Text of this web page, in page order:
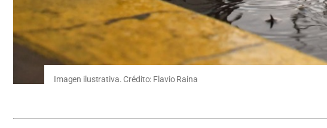
Imagen ilustrativa. Crédito: Flavio Raina